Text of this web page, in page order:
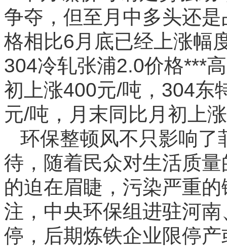
争夺，但至月中多头还
格相比6月底已经上涨幅
304冷轧张浦2.0价格***
初上涨400元/吨，304东
元/吨，月末同比月初上
环保整顿风不只影响了
待，随着民众对生活质
的迫在眉睫，污染严重
注，中央环保组进驻河
停，后期炼铁企业限停